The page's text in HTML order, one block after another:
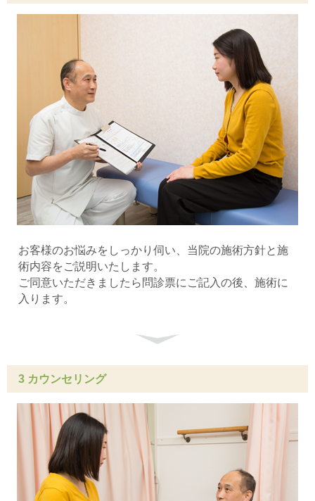
お客様のお悩みをしっかり伺い、当院の施術方針と施
術内容をご説明いたします。
ご同意いただきましたら問診票にご記入の後、施術に
入ります。
3 カウンセリング